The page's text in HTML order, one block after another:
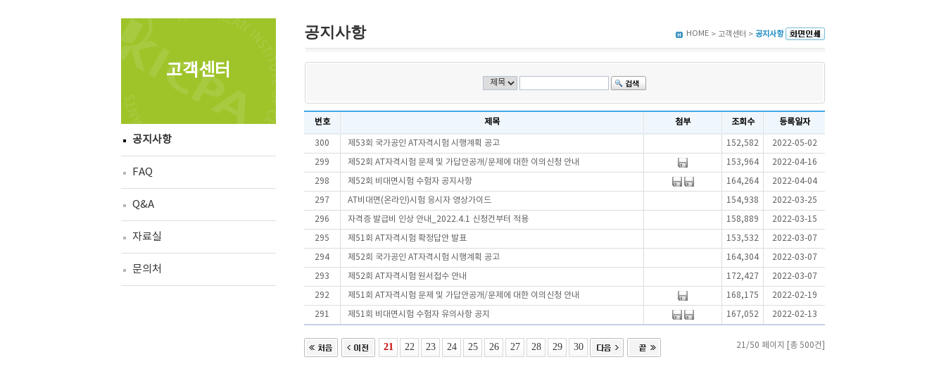
고객센터
공지사항
FAQ
Q&A
자료실
문의처
공지사항 HOME > 고객센터 > 공지사항
번호 제목 첨부 조회수 등록일자
300 제53회 국가공인 AT자격시험 시행계획 공고 152,582 2022-05-02
299 제52회 AT자격시험 문제 및 가답안공개/문제에 대한 이의신청 안내 153,964 2022-04-16
298 제52회 비대면시험 수험자 공지사항 164,264 2022-04-04
297 AT비대면(온라인)시험 응시자 영상가이드 154,938 2022-03-25
296 자격증 발급비 인상 안내_2022.4.1 신청건부터 적용 158,889 2022-03-15
295 제51회 AT자격시험 확정답안 발표 153,532 2022-03-07
294 제52회 국가공인 AT자격시험 시행계획 공고 164,304 2022-03-07
293 제52회 AT자격시험 원서접수 안내 172,427 2022-03-07
292 제51회 AT자격시험 문제 및 가답안공개/문제에 대한 이의신청 안내 168,175 2022-02-19
291 제51회 비대면시험 수험자 유의사항 공지 167,052 2022-02-13
21 22 23 24 25 26 27 28 29 30 21/50 페이지 [총 500건]